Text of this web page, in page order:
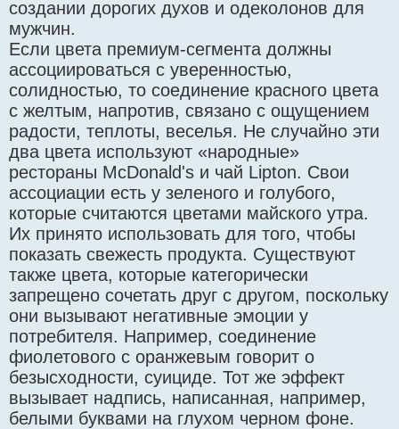
создании дорогих духов и одеколонов для
мужчин.
Если цвета премиум-сегмента должны
ассоциироваться с уверенностью,
солидностью, то соединение красного цвета
с желтым, напротив, связано с ощущением
радости, теплоты, веселья. Не случайно эти
два цвета используют «народные»
рестораны McDonald's и чай Lipton. Свои
ассоциации есть у зеленого и голубого,
которые считаются цветами майского утра.
Их принято использовать для того, чтобы
показать свежесть продукта. Существуют
также цвета, которые категорически
запрещено сочетать друг с другом, поскольку
они вызывают негативные эмоции у
потребителя. Например, соединение
фиолетового с оранжевым говорит о
безысходности, суициде. Тот же эффект
вызывает надпись, написанная, например,
белыми буквами на глухом черном фоне.